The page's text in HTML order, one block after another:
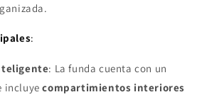
:
: La funda cuenta con un
incluyecompartimientos interiores